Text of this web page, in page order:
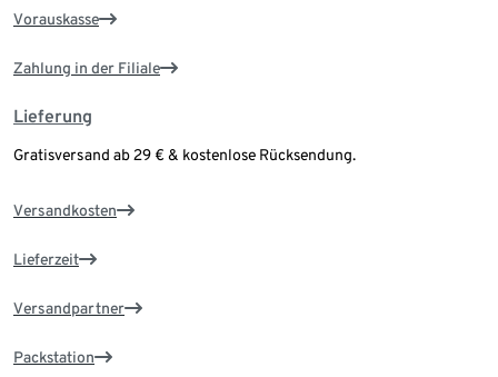
Vorauskasse
Zahlung in der Filiale
Lieferung
Gratisversand ab 29 € & kostenlose Rücksendung.
Versandkosten
Lieferzeit
Versandpartner
Packstation